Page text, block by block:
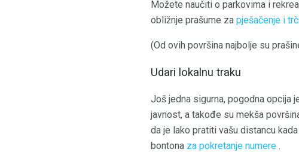
Možete naučiti o parkovima i
obližnje prašume za pješačenje i
(Od ovih površina najbolje su
Udari lokalnu traku
Još jedna sigurna, pogodna opcija
javnost, a takođe su mekša
da je lako pratiti vašu distancu
bontona za pokretanje numere .